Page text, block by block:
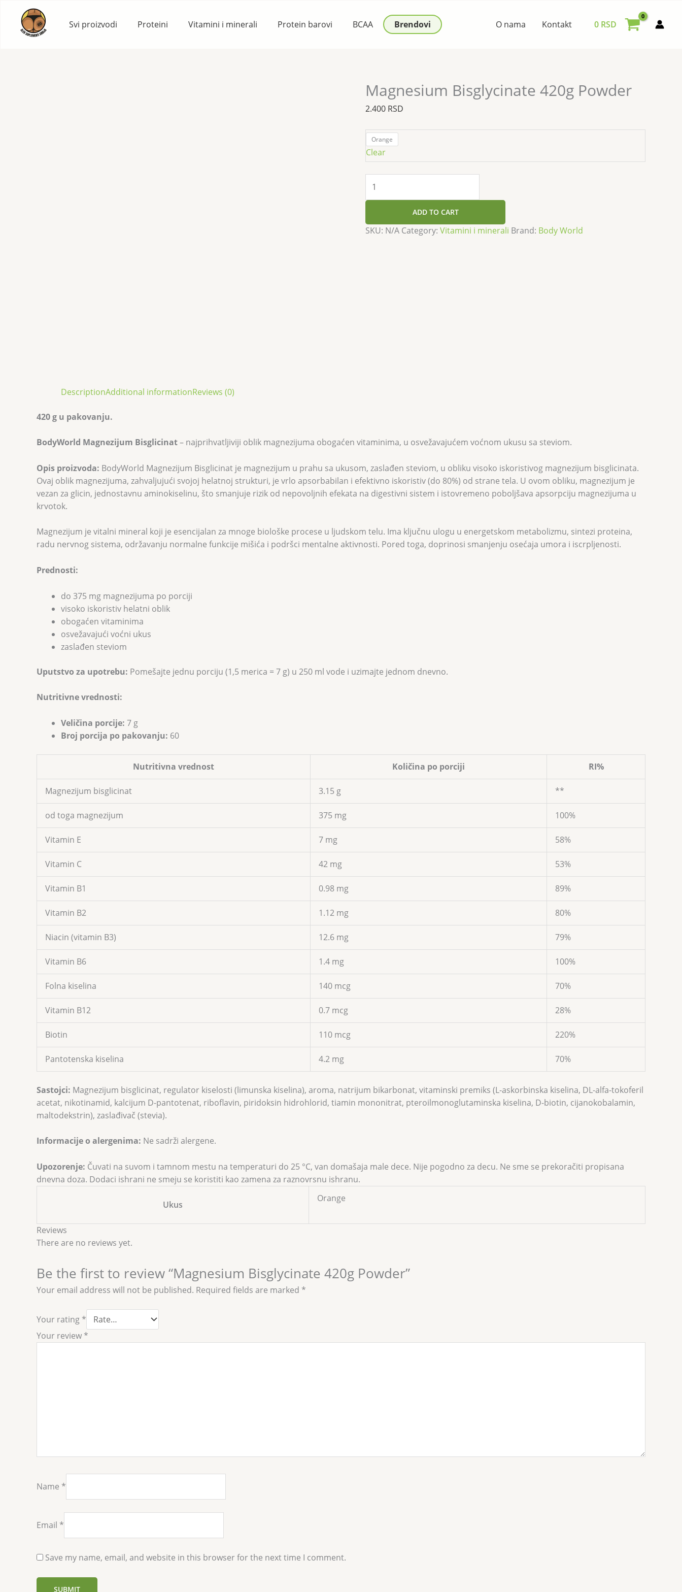
content
Svi proizvodi Proteini Vitamini i minerali Protein barovi BCAA Brendovi O nama Kontakt 0 RSD
Magnesium Bisglycinate 420g Powder
2.400 RSD
Orange
Clear
Bisglycinate
420g
ADD TO CART
SKU: N/A Category: Vitamini i minerali Brand: Body World
DescriptionAdditional informationReviews (0)
420 g u pakovanju.
BodyWorld Magnezijum Bisglicinat– najprihvatljiviji oblik magnezijuma obogaćen vitaminima, u osvežavajućem voćnom ukusu sa steviom.
Opis proizvoda: BodyWorld Magnezijum Bisglicinat je magnezijum u prahu sa ukusom, zaslađen steviom, u obliku visoko iskoristivog magnezijum bisglicinata.
Ovaj oblik magnezijuma, zahvaljujući svojoj helatnoj strukturi, je vrlo apsorbabilan i efektivno iskoristiv (do 80%) od strane tela. U ovom obliku, magnezijum je
vezan za glicin, jednostavnu aminokiselinu, što smanjuje rizik od nepovoljnih efekata na digestivni sistem i istovremeno poboljšava apsorpciju magnezijuma u
krvotok.
Magnezijum je vitalni mineral koji je esencijalan za mnoge biološke procese u ljudskom telu. Ima ključnu ulogu u energetskom metabolizmu, sintezi proteina,
radu nervnog sistema, održavanju normalne funkcije mišića i podršci mentalne aktivnosti. Pored toga, doprinosi smanjenju osećaja umora i iscrpljenosti.
Prednosti:
do 375 mg magnezijuma po porciji
visoko iskoristiv helatni oblik
obogaćen vitaminima
osvežavajući voćni ukus
zaslađen steviom
Uputstvo za upotrebu: Pomešajte jednu porciju (1,5 merica = 7 g) u 250 ml vode i uzimajte jednom dnevno.
Nutritivne vrednosti:
Veličina porcije: 7 g
Broj porcija po pakovanju: 60
Nutritivna vrednost Količina po porciji RI%
Magnezijum bisglicinat 3.15 g **
od toga magnezijum 375 mg 100%
Vitamin E 7 mg 58%
Vitamin C 42 mg 53%
Vitamin B1 0.98 mg 89%
Vitamin B2 1.12 mg 80%
Niacin (vitamin B3) 12.6 mg 79%
Vitamin B6 1.4 mg 100%
Folna kiselina 140 mcg 70%
Vitamin B12 0.7 mcg 28%
Biotin 110 mcg 220%
Pantotenska kiselina 4.2 mg 70%
Sastojci: Magnezijum bisglicinat, regulator kiselosti (limunska kiselina), aroma, natrijum bikarbonat, vitaminski premiks (L-askorbinska kiselina, DL-alfa-tokoferil
acetat, nikotinamid, kalcijum D-pantotenat, riboflavin, piridoksin hidrohlorid, tiamin mononitrat, pteroilmonoglutaminska kiselina, D-biotin, cijanokobalamin,
maltodekstrin), zaslađivač (stevia).
Informacije o alergenima: Ne sadrži alergene.
Upozorenje: Čuvati na suvom i tamnom mestu na temperaturi do 25 °C, van domašaja male dece. Nije pogodno za decu. Ne sme se prekoračiti propisana
dnevna doza. Dodaci ishrani ne smeju se koristiti kao zamena za raznovrsnu ishranu.
Ukus
Orange
Reviews
There are no reviews yet.
Be the first to review “Magnesium Bisglycinate 420g Powder”
Your email address will not be published. Required fields are marked *
Your rating *
Your review *
Name *
Email *
Save my name, email, and website in this browser for the next time I comment.